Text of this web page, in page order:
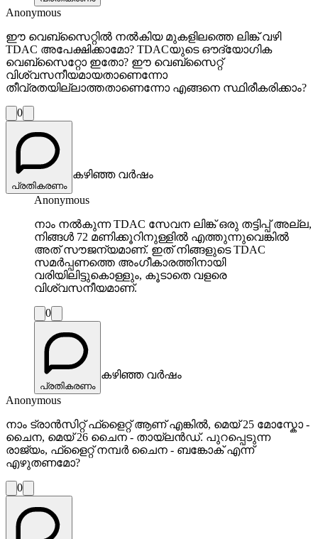
Anonymous
ഈ വെബ്സൈറ്റിൽ നൽകിയ മുകളിലത്തെ ലിങ്ക് വഴി
TDAC അപേക്ഷിക്കാമോ? TDACയുടെ ഔദ്യോഗിക
വെബ്സൈറ്റോ ഇതോ? ഈ വെബ്സൈറ്റ്
വിശ്വസനീയമായതാണെന്നോ
തീവ്രതയില്ലാത്തതാണെന്നോ എങ്ങനെ സ്ഥിരീകരിക്കാം?
0
പ്രതികരണം
കഴിഞ്ഞ വർഷം
Anonymous
നാം നൽകുന്ന TDAC സേവന ലിങ്ക് ഒരു തട്ടിപ്പ് അല്ല,
നിങ്ങൾ 72 മണിക്കൂറിനുള്ളിൽ എത്തുന്നുവെങ്കിൽ
അത് സൗജന്യമാണ്. ഇത് നിങ്ങളുടെ TDAC
സമർപ്പണത്തെ അംഗീകാരത്തിനായി
വരിയിലിട്ടുകൊള്ളും, കൂടാതെ വളരെ
വിശ്വസനീയമാണ്.
0
പ്രതികരണം
കഴിഞ്ഞ വർഷം
Anonymous
നാം ട്രാൻസിറ്റ് ഫ്‌ളൈറ്റ് ആണ് എങ്കിൽ, മെയ് 25 മോസ്കോ -
ചൈന, മെയ് 26 ചൈന - തായ്‌ലൻഡ്. പുറപ്പെടുന്ന
രാജ്യം, ഫ്‌ളൈറ്റ് നമ്പർ ചൈന - ബങ്കോക് എന്ന്
എഴുതണമോ?
0